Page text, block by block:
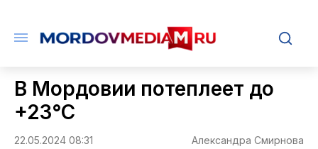
В Мордовии потеплеет до
+23°С
22.05.2024 08:31 Александра Смирнова